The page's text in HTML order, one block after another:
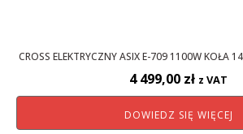
CROSS ELEKTRYCZNY ASIX E-709 1100W KOŁA
4 499,00 zł z VAT
DOWIEDZ SIĘ WIĘCEJ